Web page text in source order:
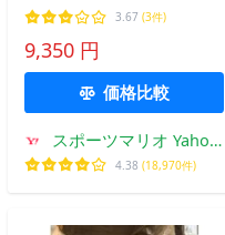
3.67 (3件)
9,350 円
価格比較
スポーツマリオ Yahoo!
店
4.38 (18,970件)